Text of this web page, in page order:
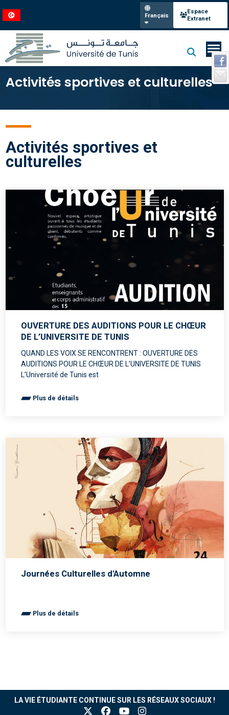
Français
Espace
Extranet
Activités sportives et culturelles
Activités sportives et
culturelles
OUVERTURE DES AUDITIONS POUR LE CHŒUR
DE L’UNIVERSITE DE TUNIS
QUAND LES VOIX SE RENCONTRENT : OUVERTURE DES
AUDITIONS POUR LE CHŒUR DE L’UNIVERSITE DE TUNIS
L’Université de Tunis est
Plus de détails
Journées Culturelles d'Automne
Plus de détails
LA VIE ÉTUDIANTE CONTINUE SUR LES RÉSEAUX SOCIAUX !